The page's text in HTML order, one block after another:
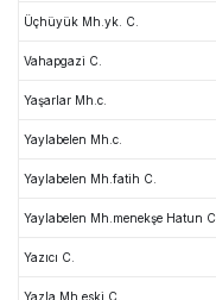
Üçhüyük Mh.yk. C.
Vahapgazi C.
Yaşarlar Mh.c.
Yaylabelen Mh.c.
Yaylabelen Mh.fatih C.
Yaylabelen Mh.menekşe Hatun C.
Yazıcı C.
Yazla Mh.eski C.